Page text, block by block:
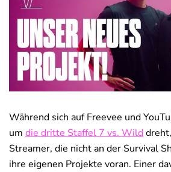
Deals
Während sich auf Freevee und
um die dritte Staffel 7 vs. Wild
Streamer, die nicht an der Survival
ihre eigenen Projekte voran. Einer